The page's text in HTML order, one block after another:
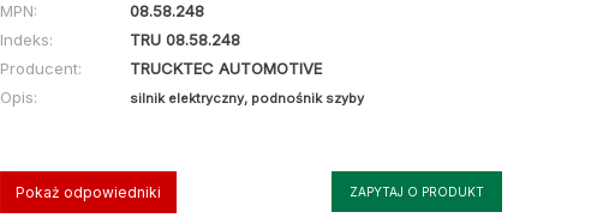
MPN:
08.58.248
Indeks:
TRU 08.58.248
Producent:
TRUCKTEC AUTOMOTIVE
Opis:
silnik elektryczny, podnośnik szyby
Pokaż odpowiedniki ZAPYTAJ O PRODUKT